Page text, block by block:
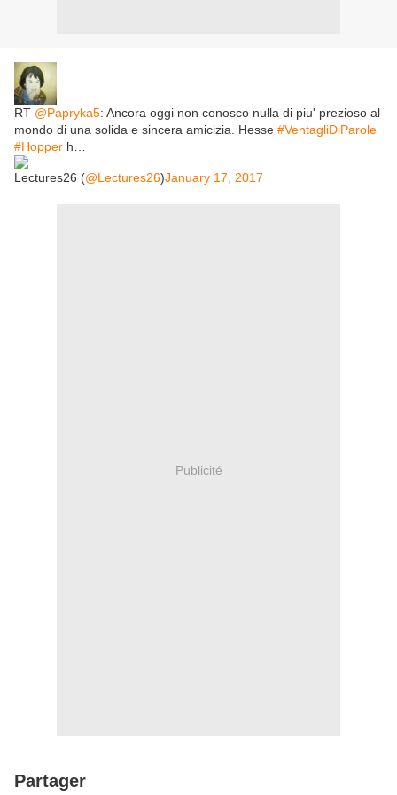
RT @Papryka5: Ancora oggi non conosco nulla di piu' prezioso al
mondo di una solida e sincera amicizia. Hesse #VentagliDiParole
#Hopper h…
Lectures26 (@Lectures26)January 17, 2017
Publicité
Partager